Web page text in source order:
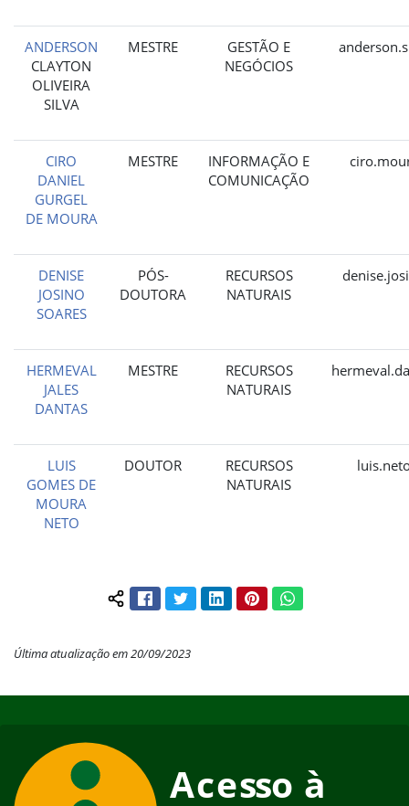
ANDERSON
CLAYTON
OLIVEIRA
SILVA
MESTRE
GESTÃO E
NEGÓCIOS
CIRO
DANIEL
GURGEL
DE MOURA
MESTRE
INFORMAÇÃO E
COMUNICAÇÃO
DENISE
JOSINO
SOARES
PÓS-
DOUTORA
RECURSOS
NATURAIS
HERMEVAL
JALES
DANTAS
MESTRE
RECURSOS
NATURAIS
LUIS
GOMES DE
MOURA
NETO
DOUTOR
RECURSOS
NATURAIS
Compartilhar conteúdo:
FacebookTwitterLinkedInPinterestWhatsApp
Última atualização em 20/09/2023